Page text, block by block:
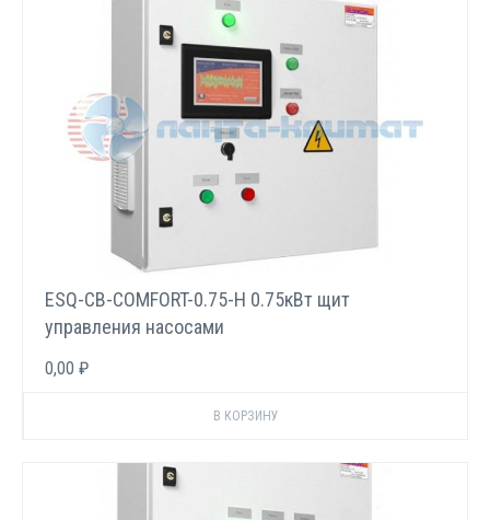
ESQ-CB-COMFORT-0.75-H 0.75кВт щит
управления насосами
0,00 ₽